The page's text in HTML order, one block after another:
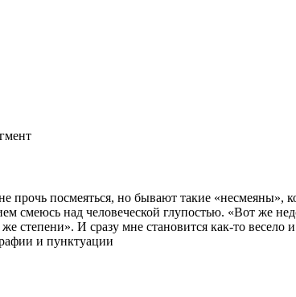
прочь посмеяться, но бывают такие
смеюсь над человеческой глупостью. «Вот
степени». И сразу мне становится как-то весело
и пунктуации